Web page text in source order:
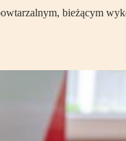
bieżącym